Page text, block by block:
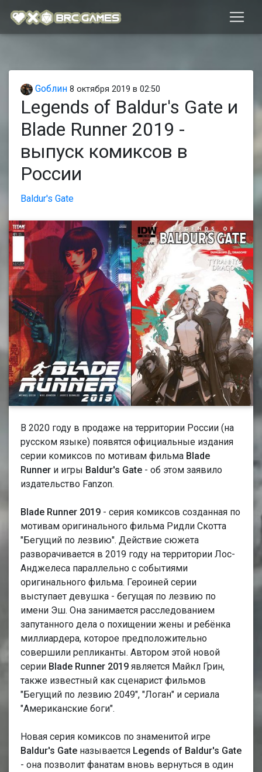
Gоблин 8 октября 2019 в 02:50
Legends of Baldur's Gate и
Blade Runner 2019 -
выпуск комиксов в
России
Baldur's Gate
В 2020 году в продаже на территории России (на
русском языке) появятся официальные издания
серии комиксов по мотивам фильма Blade
Runner и игры Baldur's Gate - об этом заявило
издательство Fanzon.
Blade Runner 2019 - серия комиксов созданная по
мотивам оригинального фильма Ридли Скотта
"Бегущий по лезвию". Действие сюжета
разворачивается в 2019 году на территории Лос-
Анджелеса параллельно с событиями
оригинального фильма. Героиней серии
выступает девушка - бегущая по лезвию по
имени Эш. Она занимается расследованием
запутанного дела о похищении жены и ребёнка
миллиардера, которое предположительно
совершили репликанты. Автором этой новой
серии Blade Runner 2019 является Майкл Грин,
также известный как сценарист фильмов
"Бегущий по лезвию 2049", "Логан" и сериала
"Американские боги".
Новая серия комиксов по знаменитой игре
Baldur's Gate называется Legends of Baldur's Gate
- она позволит фанатам вновь вернуться в один